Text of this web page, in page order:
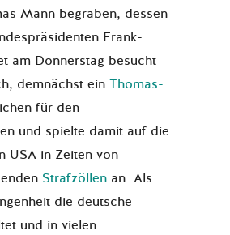
Mann begraben, dessen
Frank-
am Donnerstag besucht
demnächst ein Thomas-
für den
und spielte damit auf die
USA in Zeiten von
Strafzöllen an. Als
die deutsche
und in vielen